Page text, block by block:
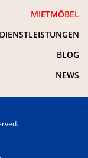
MIETMÖBEL
DIENSTLEISTUNGEN
BLOG
NEWS